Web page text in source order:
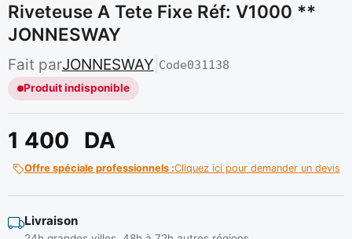
Riveteuse A Tete Fixe Réf: V1000 **
JONNESWAY
Fait parJONNESWAY Code031138
Produit indisponible
1 400 DA
Offre spéciale professionnels :Cliquez ici pour demander un devis
Livraison